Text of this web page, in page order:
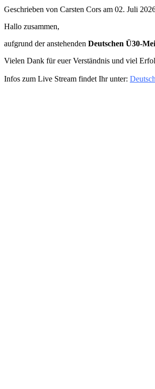
Geschrieben von Carsten Cors am 02. Juli
Hallo zusammen,
aufgrund der anstehenden Deutschen Ü30-
Vielen Dank für euer Verständnis und viel
Infos zum Live Stream findet Ihr unter: